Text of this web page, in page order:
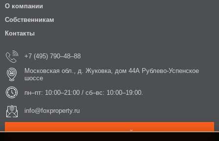
О компании
Собственникам
Контакты
+7 (495) 790–48–88
Московская обл., д. Жуковка, дом 44А Рублево-Успенское
шоссе
пн–пт: 10:00–21:00 / сб–вс: 10:00–19:00.
info@foxproperty.ru
ЗАКАЗАТЬ ОБРАТНЫЙ ЗВОНОК